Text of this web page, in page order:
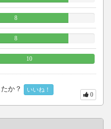
8
8
10
か？ いいね！
0